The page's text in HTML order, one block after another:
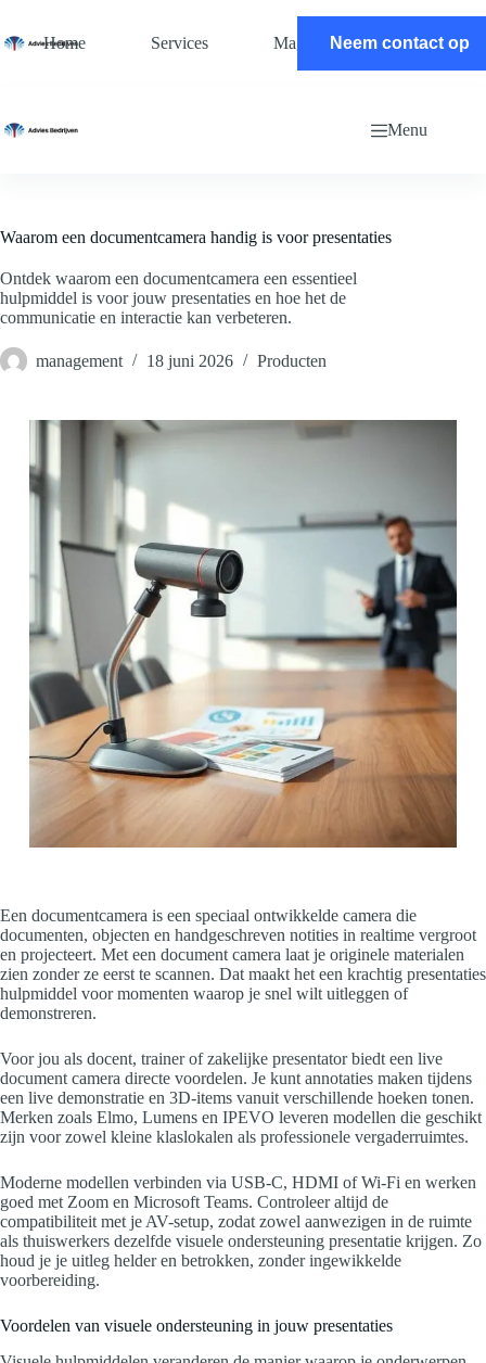
de
Home Services Magazine Contact
Neem contact op
Menu
Waarom een documentcamera handig is voor presentaties
Ontdek waarom een documentcamera een essentieel
hulpmiddel is voor jouw presentaties en hoe het de
communicatie en interactie kan verbeteren.
management 18 juni 2026 Producten
Een documentcamera is een speciaal ontwikkelde camera die
documenten, objecten en handgeschreven notities in realtime vergroot
en projecteert. Met een document camera laat je originele materialen
zien zonder ze eerst te scannen. Dat maakt het een krachtig presentaties
hulpmiddel voor momenten waarop je snel wilt uitleggen of
demonstreren.
Voor jou als docent, trainer of zakelijke presentator biedt een live
document camera directe voordelen. Je kunt annotaties maken tijdens
een live demonstratie en 3D-items vanuit verschillende hoeken tonen.
Merken zoals Elmo, Lumens en IPEVO leveren modellen die geschikt
zijn voor zowel kleine klaslokalen als professionele vergaderruimtes.
Moderne modellen verbinden via USB-C, HDMI of Wi‑Fi en werken
goed met Zoom en Microsoft Teams. Controleer altijd de
compatibiliteit met je AV-setup, zodat zowel aanwezigen in de ruimte
als thuiswerkers dezelfde visuele ondersteuning presentatie krijgen. Zo
houd je je uitleg helder en betrokken, zonder ingewikkelde
voorbereiding.
Voordelen van visuele ondersteuning in jouw presentaties